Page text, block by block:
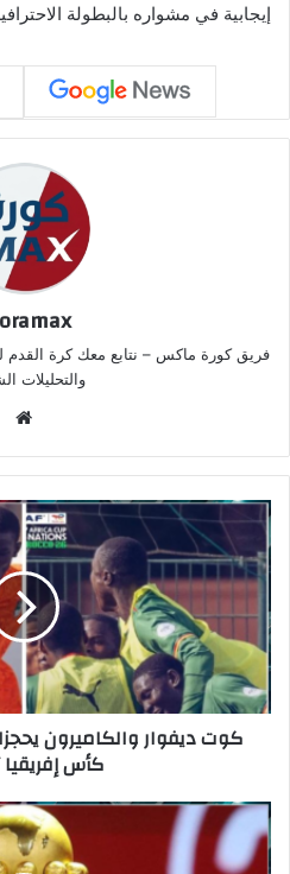
إيجابية في مشواره بالبطولة
فريق كورة ماكس – نتابع معك كرة القدم
والتحليلات
كوت ديفوار والكاميرون
كأس إفريقيا